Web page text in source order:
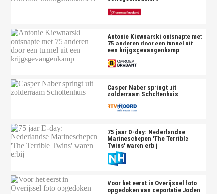
Antonie Kiewnarski ontsnapte met
75 anderen door een tunnel uit
een krijgsgevangenkamp
Casper Naber springt uit
zolderraam Scholtenhuis
75 jaar D-day: Nederlandse
Marineschepen 'The Terrible
Twins' waren erbij
Voor het eerst in Overijssel foto
opgedoken van deportatie Joden